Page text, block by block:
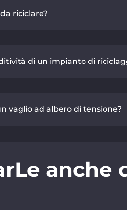
riciclare?
di un impianto di
vaglio ad albero di tensione?